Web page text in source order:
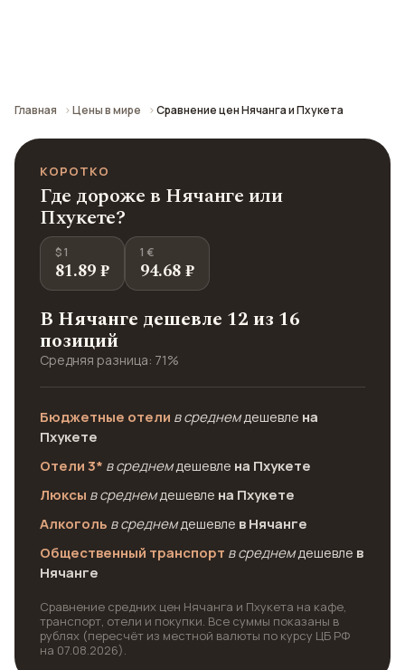
Главная Цены в мире Сравнение цен Нячанга и Пхукета
КОРОТКО
Где дороже в Нячанге или
Пхукете?
$ 1
81.89 ₽
1 €
94.68 ₽
В Нячанге дешевле 12 из 16
позиций
Средняя разница: 71%
Бюджетные отели в среднемдешевле на
Пхукете
Отели 3* в среднемдешевле на Пхукете
Люксы в среднемдешевле на Пхукете
Алкоголь в среднемдешевле в Нячанге
Общественный транспорт в среднемдешевле в
Нячанге
Сравнение средних цен Нячанга и Пхукета на кафе,
транспорт, отели и покупки. Все суммы показаны в
рублях (пересчёт из местной валюты по курсу ЦБ РФ
на 07.08.2026).